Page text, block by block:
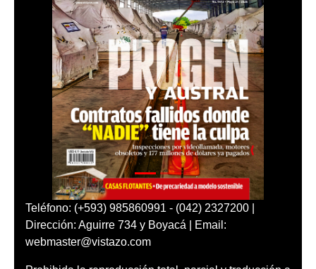
Teléfono: (+593) 985860991 - (042) 2327200 |
Dirección: Aguirre 734 y Boyacá | Email:
webmaster@vistazo.com